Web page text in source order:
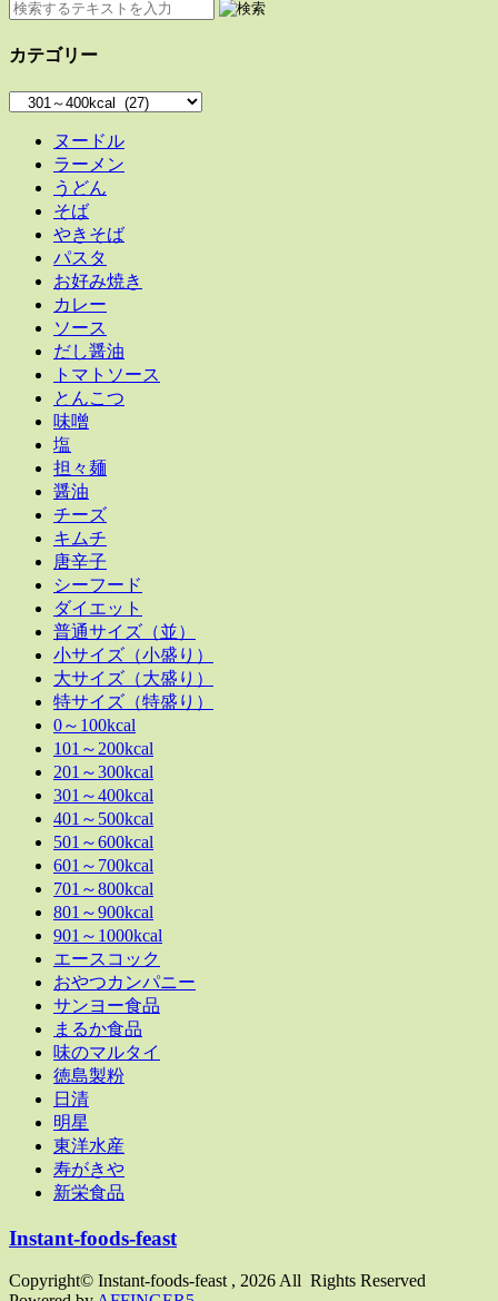
カテゴリー
ヌードル
ラーメン
うどん
そば
やきそば
パスタ
お好み焼き
カレー
ソース
だし醤油
トマトソース
とんこつ
味噌
塩
担々麺
醤油
チーズ
キムチ
唐辛子
シーフード
ダイエット
普通サイズ（並）
小サイズ（小盛り）
大サイズ（大盛り）
特サイズ（特盛り）
0～100kcal
101～200kcal
201～300kcal
301～400kcal
401～500kcal
501～600kcal
601～700kcal
701～800kcal
801～900kcal
901～1000kcal
エースコック
おやつカンパニー
サンヨー食品
まるか食品
味のマルタイ
徳島製粉
日清
明星
東洋水産
寿がきや
新栄食品
Instant-foods-feast
Copyright© Instant-foods-feast , 2026 All Rights Reserved